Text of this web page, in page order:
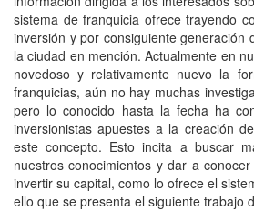
sistema de franquicia ofrece trayendo
inversión y por consiguiente generación
la ciudad en mención. Actualmente en
novedoso y relativamente nuevo la
franquicias, aún no hay muchas
pero lo conocido hasta la fecha ha
inversionistas apuestes a la creación
este concepto. Esto incita a buscar
nuestros conocimientos y dar a
invertir su capital, como lo ofrece el
ello que se presenta el siguiente trabajo